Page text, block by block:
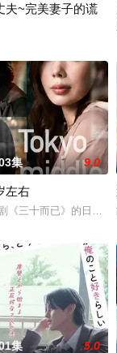
夫~完美妻子的谎
直属成立了一个特殊
集 9.0
左右
《三十而已》的日本翻
集 5.0